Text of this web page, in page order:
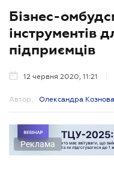
Бізнес-
інструментів
підприємців
12 червня 2020, 11:21
Автор: Олександра
Реклама